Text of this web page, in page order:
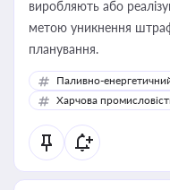
виробляють або
метою уникнення
планування.
Паливно-
Харчова